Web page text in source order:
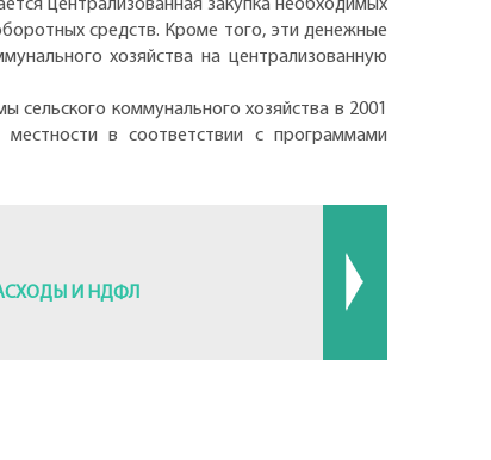
централизованная закупка необходимых
средств. Кроме того, эти денежные
хозяйства на централизованную
сельского коммунального хозяйства в 2001
в соответствии с программами
И НДФЛ